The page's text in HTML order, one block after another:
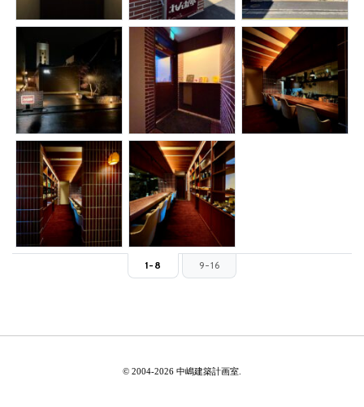
1-8 9-16
© 2004-2026 中嶋建築計画室.